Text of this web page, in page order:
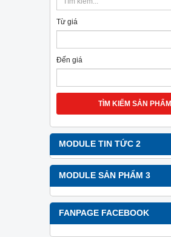
Từ giá
Đến giá
TÌM KIẾM SẢN PHẨM
MODULE TIN TỨC 2
MODULE SẢN PHẨM 3
FANPAGE FACEBOOK